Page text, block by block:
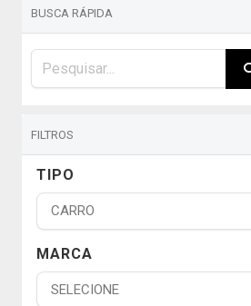
BUSCA RÁPIDA
FILTROS
TIPO
MARCA